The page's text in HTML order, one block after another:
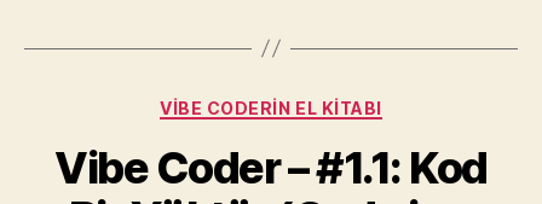
Kategoriler
VIBE CODERIN EL KITABI
Vibe Coder – #1.1: Kod